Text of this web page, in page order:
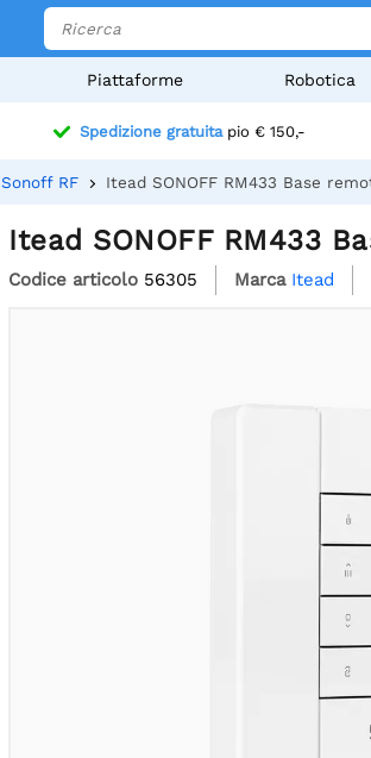
Piattaforme Robotica
Spedizione gratuitapio € 150,-
Sonoff RF Itead SONOFF RM433 Base
Itead SONOFF RM433
Codice articolo 56305 Marca Itead